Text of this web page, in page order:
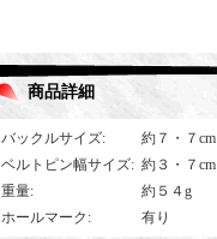
商品詳細
バックルサイズ:
約７・７
ベルトピン幅サイズ: 約３・７
重量:
約５４g
ホールマーク : 有り